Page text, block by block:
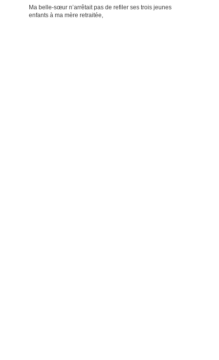
Ma belle-sœur n’arrêtait pas de refiler ses trois jeunes
enfants à ma mère retraitée,